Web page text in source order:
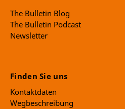
The Bulletin Blog
The Bulletin Podcast
Newsletter
Finden Sie uns
Kontaktdaten
Wegbeschreibung